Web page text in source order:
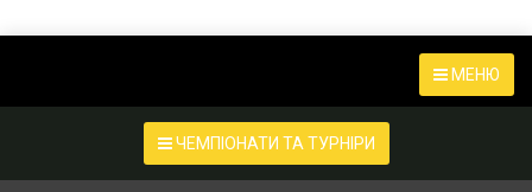
МЕНЮ
ЧЕМПІОНАТИ ТА ТУРНІРИ